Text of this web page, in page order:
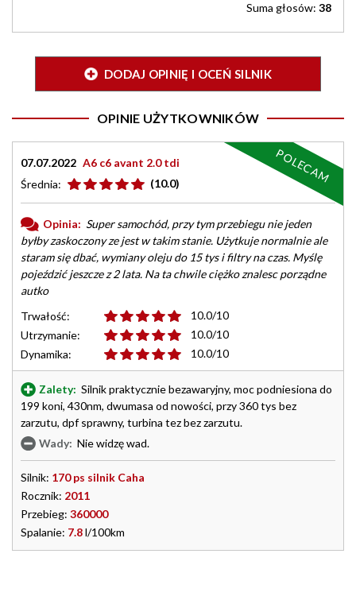
Suma głosów: 38
DODAJ OPINIĘ I OCEŃ SILNIK
OPINIE UŻYTKOWNIKÓW
07.07.2022 A6 c6 avant 2.0 tdi
Średnia:
(10.0)
Opinia: Super samochód, przy tym przebiegu nie jeden
byłby zaskoczony ze jest w takim stanie. Użytkuje normalnie ale
staram się dbać, wymiany oleju do 15 tys i filtry na czas. Myślę
pojeździć jeszcze z 2 lata. Na ta chwile ciężko znalesc porządne
autko
Trwałość:
10.0/10
Utrzymanie:
10.0/10
Dynamika:
10.0/10
Zalety: Silnik praktycznie bezawaryjny, moc podniesiona do
199 koni, 430nm, dwumasa od nowości, przy 360 tys bez
zarzutu, dpf sprawny, turbina tez bez zarzutu.
Wady: Nie widzę wad.
Silnik: 170 ps silnik Caha
Rocznik: 2011
Przebieg: 360000
Spalanie: 7.8l/100km
POLECAM